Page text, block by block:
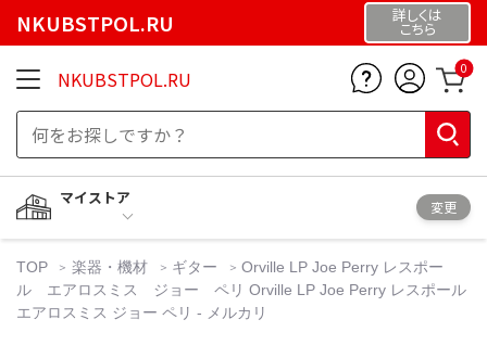
NKUBSTPOL.RU 詳しくは
こちら
NKUBSTPOL.RU 0
マイストア
変更
TOP 楽器・機材 ギター
Orville LP Joe Perry レスポー
ル エアロスミス ジョー ペリ Orville LP Joe Perry レスポール
エアロスミス ジョー ペリ - メルカリ